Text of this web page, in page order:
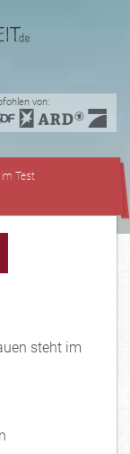
von:
Test
steht im